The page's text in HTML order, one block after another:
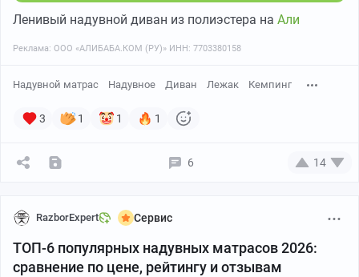
Ленивый надувной диван из полиэстера на Али
Реклама: ООО «АЛИБАБА.КОМ (РУ)» ИНН: 7703380158
Надувной матрас Надувное Диван Лежак Кемпинг
3 1 1 1
6 14
RazborExpert Сервис
ТОП-6 популярных надувных матрасов 2026:
сравнение по цене, рейтингу и отзывам